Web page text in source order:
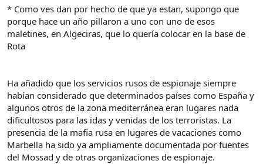
* Como ves dan por hecho de que ya estan, supongo que
porque hace un año pillaron a uno con uno de esos
maletines, en Algeciras, que lo quería colocar en la base de
Rota
Ha añadido que los servicios rusos de espionaje siempre
habían considerado que determinados países como España y
algunos otros de la zona mediterránea eran lugares nada
dificultosos para las idas y venidas de los terroristas. La
presencia de la mafia rusa en lugares de vacaciones como
Marbella ha sido ya ampliamente documentada por fuentes
del Mossad y de otras organizaciones de espionaje.